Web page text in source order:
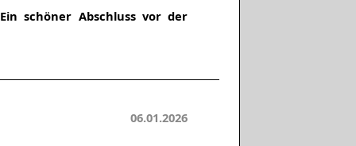
schöner Abschluss vor der
06.01.2026